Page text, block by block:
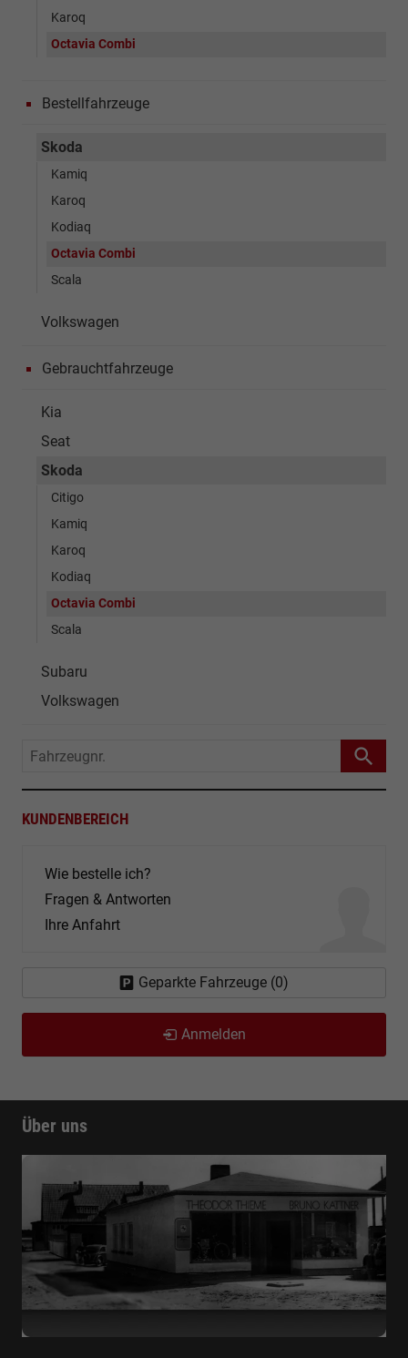
Karoq
Octavia Combi
Bestellfahrzeuge
Skoda
Kamiq
Karoq
Kodiaq
Octavia Combi
Scala
Volkswagen
Gebrauchtfahrzeuge
Kia
Seat
Skoda
Citigo
Kamiq
Karoq
Kodiaq
Octavia Combi
Scala
Subaru
Volkswagen
Fahrzeugnr.
KUNDENBEREICH
Wie bestelle ich?
Fragen & Antworten
Ihre Anfahrt
Geparkte Fahrzeuge (0)
Anmelden
Über uns